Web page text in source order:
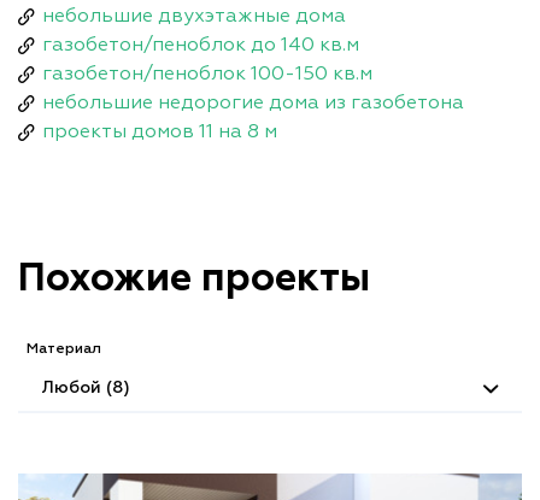
небольшие двухэтажные дома
газобетон/пеноблок до 140 кв.м
газобетон/пеноблок 100-150 кв.м
небольшие недорогие дома из газобетона
проекты домов 11 на 8 м
Похожие проекты
Материал
Любой (8)